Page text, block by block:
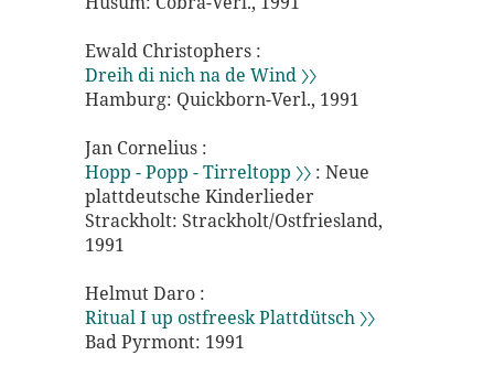
Ewald Christophers :
Dreih di nich na de Wind 〉〉
Hamburg: Quickborn-Verl., 1991
Jan Cornelius :
Hopp - Popp - Tirreltopp 〉〉 : Neue
plattdeutsche Kinderlieder
Strackholt: Strackholt/Ostfriesland,
1991
Helmut Daro :
Ritual I up ostfreesk Plattdütsch 〉〉
Bad Pyrmont: 1991